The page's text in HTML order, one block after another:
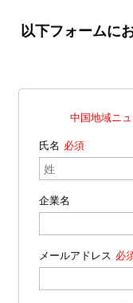
以下フォームに
中国地域ニ
氏名
企業名
メールアドレス